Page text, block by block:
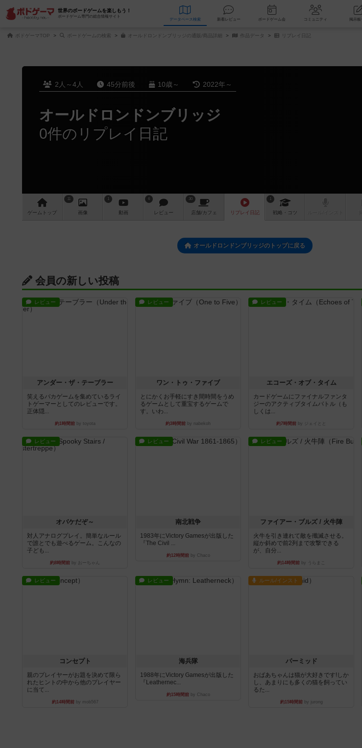
世界のボードゲームを楽しもう！
ボードゲーム専門の総合情報サイト
データベース 検索 新着レビュー ボードゲーム会 コミュニティ
ボドゲーマTOP ボードゲームの検索 オールドロンドンブリッジの通販/商品詳細 作品データ リプレイ日記
2人～4人 45分前後 10歳～ 2022年～
オールドロンドンブリッジ
0件のリプレイ日記
ゲーム トップ
11
画像
1
動画
6
レビュー
30
店舗/カフェ リプレイ 日記
1
戦略 ・コツ
オールドロンドンブリッジのトップに戻る
会員の新しい投稿
レビュー
アンダー・ザ・テーブラー
笑えるバカゲームを集めているライ
トゲーマーとしてのレビューです。
正体隠...
約1時間前by toyota
レビュー
ワン・トゥ・ファイブ
とにかくお手軽にすき間時間をうめ
るゲームとして重宝するゲームで
す。いわ...
約3時間前 by nabekoh
レビュー
エコーズ・オブ・タイム
カードゲームにファイナルファンタ
ジーのアクティブタイムバトル（も
しくは...
約7時間前 by ジェイとと
レビュー
オバケだぞ～
対人アナログプレイ。簡単なルール
で誰とでも遊べるゲーム。こんなの
子ども...
約8時間前 by おーちゃん
レビュー
南北戦争
1983年にVictory Gamesが出版した
『The Civil ...
約12時間前by Chaco
レビュー
ファイアー・ブルズ / 火牛陣
火牛を引き連れて敵を殲滅させる。
縦か斜めで前2列まで攻撃できる
が、自分...
約14時間前 by うらまこ
レビュー
コンセプト
親のプレイヤーがお題を決めて限ら
れたヒントの中から他のプレイヤー
に当て...
約14時間前by mob567
レビュー
海兵隊
1988年にVictory Gamesが出版した
『Leathernec...
約15時間前by Chaco
ルール/インスト
パーミッド
おばあちゃんは猫が大好きです!しか
し、あまりにも多くの猫を飼ってい
るた...
約15時間前by jurong